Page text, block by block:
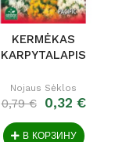
KERMĖKAS
KARPYTALAPIS
Nojaus Sėklos
0,79 € 0,32 €
В КОРЗИНУ